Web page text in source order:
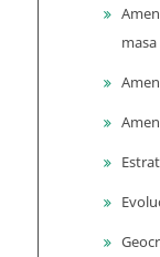
masa